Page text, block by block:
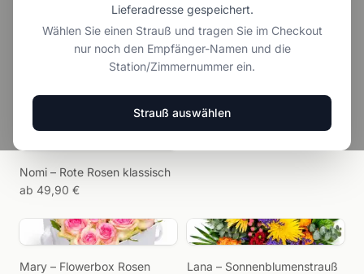
Lieferadresse gespeichert.
Wählen Sie einen Strauß und tragen Sie im Checkout
nur noch den Empfänger-Namen und die
Station/Zimmernummer ein.
Strauß auswählen
Kate
Sommerblumen entdecken →
Nomi – Rote Rosen klassisch
ab 49,90 €
Wir erinnern,
Wunschdaten speichern
und wir erinnern Sie
Blumengrüße.
Mary – Flowerbox Rosen
Lana – Sonnenblumenstrauß